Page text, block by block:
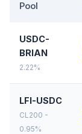
Pool
USDC-
BRIAN
2.22%
LFI-USDC
CL200 -
0.95%